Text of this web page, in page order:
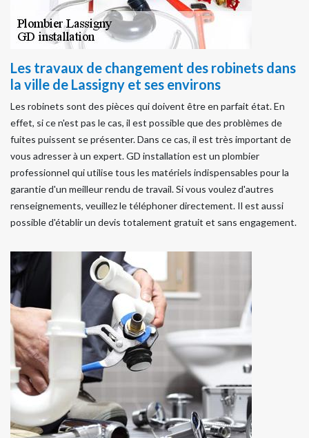
Les travaux de changement des robinets dans
la ville de Lassigny et ses environs
Les robinets sont des pièces qui doivent être en parfait état. En
effet, si ce n'est pas le cas, il est possible que des problèmes de
fuites puissent se présenter. Dans ce cas, il est très important de
vous adresser à un expert. GD installation est un plombier
professionnel qui utilise tous les matériels indispensables pour la
garantie d'un meilleur rendu de travail. Si vous voulez d'autres
renseignements, veuillez le téléphoner directement. Il est aussi
possible d'établir un devis totalement gratuit et sans engagement.